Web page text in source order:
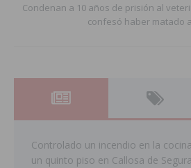
Condenan a 10 años de prisión al
confesó haber matado
Controlado un incendio en la
un quinto piso en Callosa de Segura